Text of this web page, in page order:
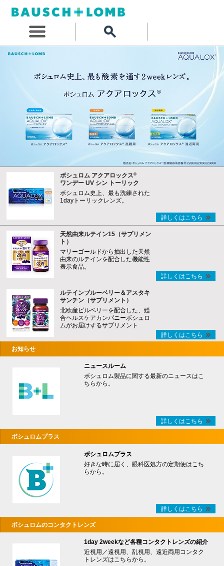
ボシュロム アクアロックス®
ワンデー UV シン トーリック
ボシュロム史上、最も洗練された
1dayトーリックレンズ。
詳しくはこちら
天然由来ルテイン15（サプリメン
ト）
マリーゴールドから抽出した天然
由来のルテインを配合した機能性
表示食品。
詳しくはこちら
ルテインブルーベリー＆アスタキ
サンチン（サプリメント）
北欧産ビルベリーを配合した、総
合ヘルスケアカンパニーボシュロ
ムがお届けするサプリメント
詳しくはこちら
お知らせ
ニュースルーム
ボシュロム製品に関する最新のニュースはこ
ちらから。
詳しくはこちら
ボシュロムプラス
ボシュロムプラス
好きな時に届く、眼科医処方の定期便はこち
らから。
詳しくはこちら
ボシュロムのコンタクトレンズ
1day 2weekなど各種コンタクトレンズの紹介
近視用／遠視用、乱視用、遠近両用コンタク
トレンズはこちらから。